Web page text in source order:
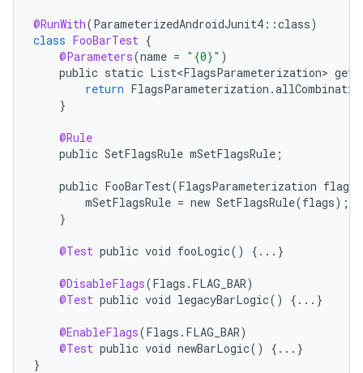
@RunWith(ParameterizedAndroidJunit4 ::class)
class FooBarTest {
@Parameters(name = " {0}" )
public static List<FlagsParameterization>
return FlagsParameterization .
}
@Rule
public SetFlagsRule mSetFlagsRule ;
public FooBarTest(FlagsParameterization flags
mSetFlagsRule = new SetFlagsRule(flags);
}
@Test public void fooLogic() { ... }
@DisableFlags(Flags . FLAG_BAR)
@Test public void legacyBarLogic() { ... }
@EnableFlags(Flags . FLAG_BAR)
@Test public void newBarLogic() { ... }
}